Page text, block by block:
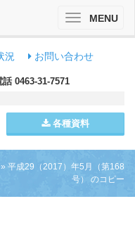
況 お問い合わせ
話 0463-31-7571
各種資料
ToggleMENU
» 平成29（2017）年5月（第168
号） のコピー